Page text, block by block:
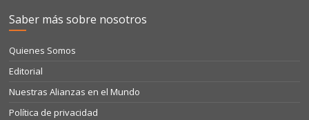
Saber más sobre nosotros
Quienes Somos
Editorial
Nuestras Alianzas en el Mundo
Política de privacidad